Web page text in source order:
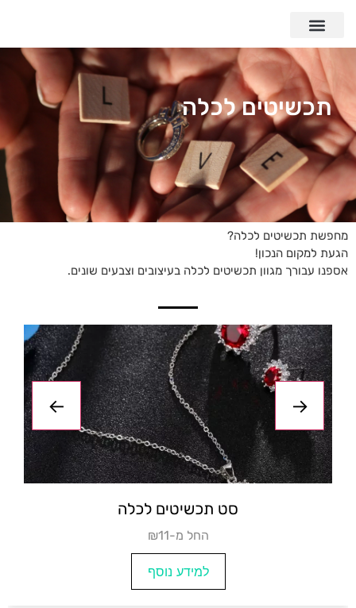
תכשיטים לכלה
מחפשת תכשיטים לכלה?
הגעת למקום הנכון!
אספנו עבורך מגוון תכשיטים לכלה בעיצובים וצבעים שונים.
סט תכשיטים לכלה
₪החל מ- 3
למידע נוסף